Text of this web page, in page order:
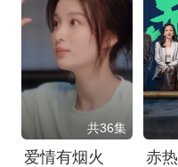
共36集
爱情有烟火 赤热